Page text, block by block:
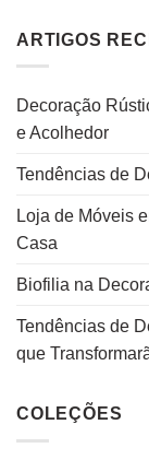
ARTIGOS
Decoração
e Acolhedor
Tendências de
Loja de Móveis
Casa
Biofilia na
Tendências de
que
COLEÇÕES